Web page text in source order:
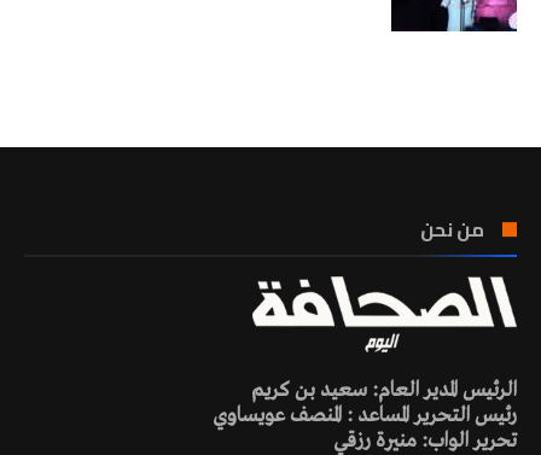
من نحن
الرئيس المدير العام: سعيد بن كريم
رئيس التحرير المساعد : المنصف عويساوي
تحرير الواب: منيرة رزقي